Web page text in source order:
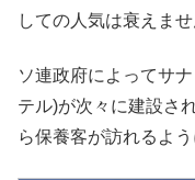
しての人気は衰えませ
ソ連政府によってサ
テル)が次々に建設さ
ら保養客が訪れるよう